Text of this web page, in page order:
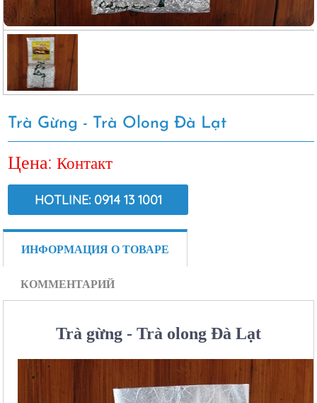
Trà Gừng - Trà Olong Đà Lạt
Цена:Контакт
HOTLINE: 0914 13 1001
ИНФОРМАЦИЯ О ТОВАРЕ
КОММЕНТАРИЙ
Trà gừng - Trà olong Đà Lạt